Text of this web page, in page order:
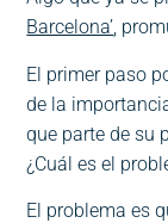
Barcelona’,
El primer paso
de la
que parte de su
¿Cuál es el
El problema es